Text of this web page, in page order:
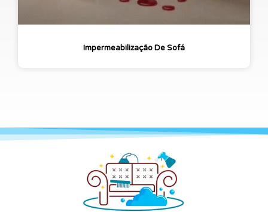
Impermeabilização De Sofá